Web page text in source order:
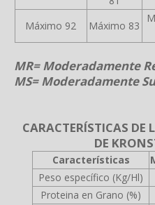
Máximo 92 Máximo 83
MR= Moderadamente
MS= Moderadamente
CARACTERÍSTICAS
DE
Características
Peso específico (Kg/Hl)
Proteina en Grano (%)